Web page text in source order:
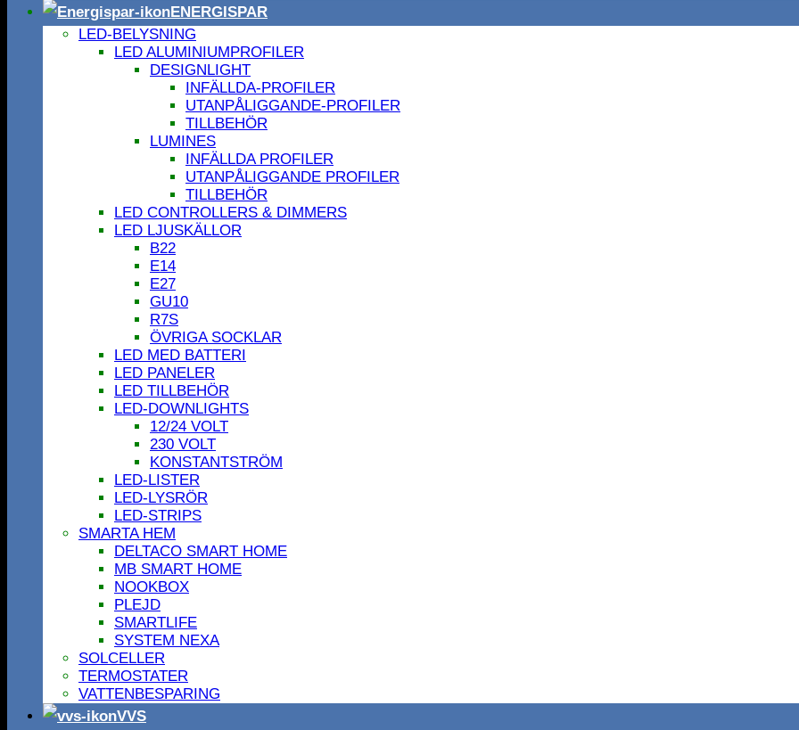
ENERGISPAR
LED-BELYSNING
LED ALUMINIUMPROFILER
DESIGNLIGHT
INFÄLLDA-PROFILER
UTANPÅLIGGANDE-PROFILER
TILLBEHÖR
LUMINES
INFÄLLDA PROFILER
UTANPÅLIGGANDE PROFILER
TILLBEHÖR
LED CONTROLLERS & DIMMERS
LED LJUSKÄLLOR
B22
E14
E27
GU10
R7S
ÖVRIGA SOCKLAR
LED MED BATTERI
LED PANELER
LED TILLBEHÖR
LED-DOWNLIGHTS
12/24 VOLT
230 VOLT
KONSTANTSTRÖM
LED-LISTER
LED-LYSRÖR
LED-STRIPS
SMARTA HEM
DELTACO SMART HOME
MB SMART HOME
NOOKBOX
PLEJD
SMARTLIFE
SYSTEM NEXA
SOLCELLER
TERMOSTATER
VATTENBESPARING
VVS